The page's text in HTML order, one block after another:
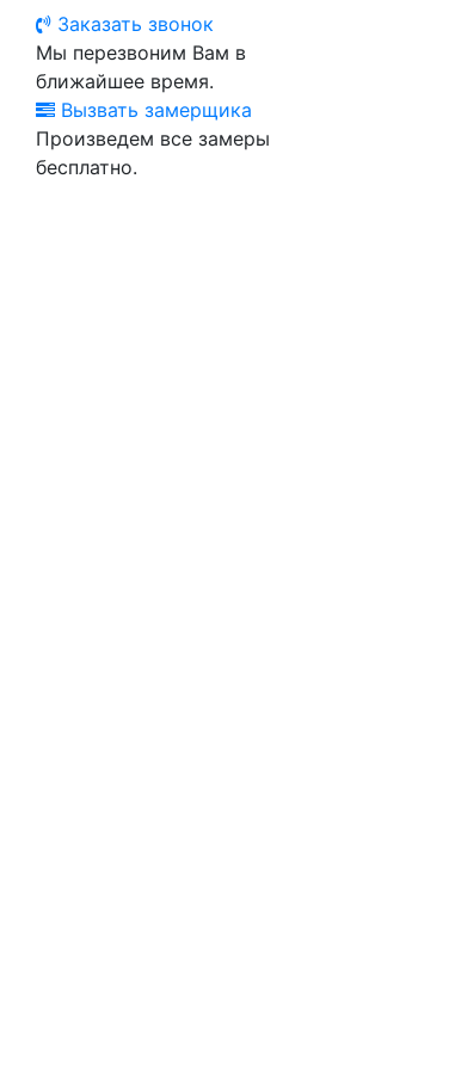
Заказать звонок
Мы перезвоним Вам в
ближайшее время.
Вызвать замерщика
Произведем все замеры
бесплатно.